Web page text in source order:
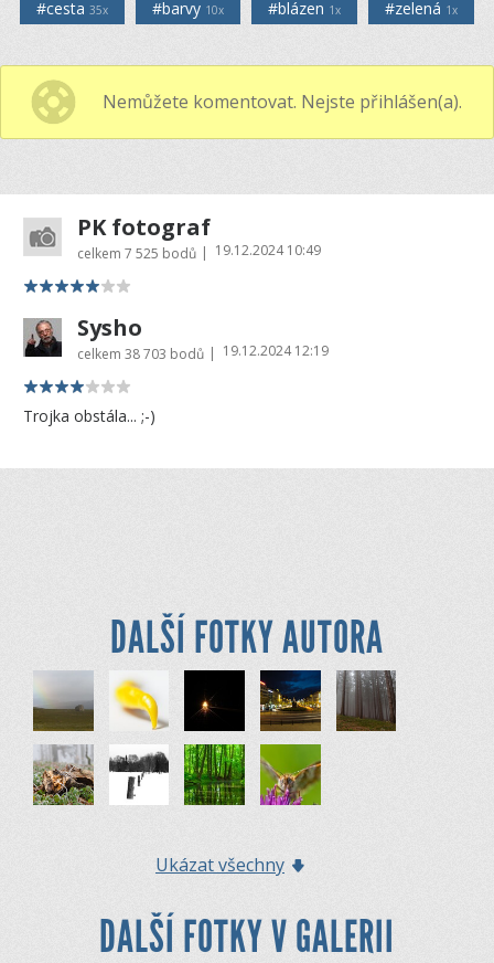
#cesta 35x #barvy 10x #blázen 1x #zelená 1x
Nemůžete komentovat. Nejste přihlášen(a).
PK fotograf
celkem 7 525 bodů | 19.12.2024 10:49
Sysho
celkem 38 703 bodů | 19.12.2024 12:19
Trojka obstála... ;-)
DALŠÍ FOTKY AUTORA
Ukázat všechny
DALŠÍ FOTKY V GALERII